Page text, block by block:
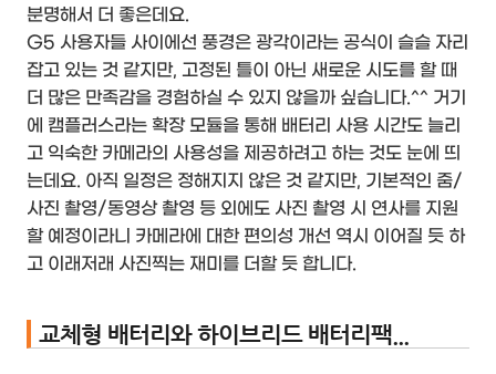
분명해서 더 좋은데요.
G5 사용자들 사이에선 풍경은 광각이라는 공식이 슬슬 자리
잡고 있는 것 같지만, 고정된 틀이 아닌 새로운 시도를 할 때
더 많은 만족감을 경험하실 수 있지 않을까 싶습니다.^^ 거기
에 캠플러스라는 확장 모듈을 통해 배터리 사용 시간도 늘리
고 익숙한 카메라의 사용성을 제공하려고 하는 것도 눈에 띄
는데요. 아직 일정은 정해지지 않은 것 같지만, 기본적인 줌/
사진 촬영/동영상 촬영 등 외에도 사진 촬영 시 연사를 지원
할 예정이라니 카메라에 대한 편의성 개선 역시 이어질 듯 하
고 이래저래 사진찍는 재미를 더할 듯 합니다.
교체형 배터리와 하이브리드 배터리팩...